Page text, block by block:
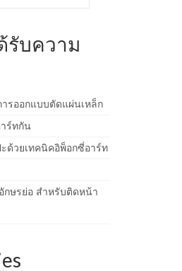
รับความ
รออกแบบตัดแผ่นเหล็ก
ร์ทกัน
ด้วยเทคนิคอิพ็อกซี่อาร์ท
ษรย่อ สำหรับติดหน้า